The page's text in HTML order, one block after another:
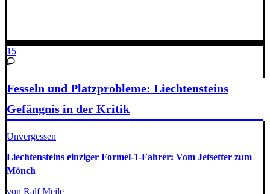
15
Fesseln und Platzprobleme: Liechtensteins
Gefängnis in der Kritik
Unvergessen
Liechtensteins einziger Formel-1-Fahrer: Vom Jetsetter zum
Mönch
von Ralf Meile